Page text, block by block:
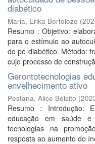
diabético
Maria, Erika Bortolozo (
Resumo : Objetivo:
para o estímulo ao
do pé diabético. Método:
cujo processo de
Gerontotecnologias
envelhecimento ativo
Pestana, Alice Belsito (
Resumo : Introdução:
educação em saúde
tecnologias na
resposta ao aumento do